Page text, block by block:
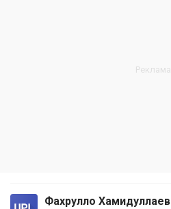
Фахрулло Хамидуллаев